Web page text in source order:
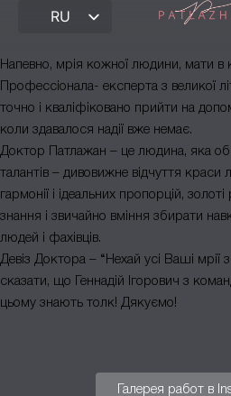
RU
О центре
Врачи
Школа
хирургии
Отзывы
Цены
Блог
Напевно, мрія кожної людини, мати в
Профессіонала- експерта з великої
точно і кваліфіковано прийти на
коли здавалося надії вже немає.
Доктор Патлажан – це людина, яка
талантів – дивовижне відчуття краси
гармонії і ідеальних пропорцій, золоті
знання і звичайно вміння збирати
людей і фахівців.
Девіз Доктора – “Нехай усі Ваші
сказати, що Геннадій Ігорович з
цьому знають толк! Дякуємо!
Галерея работ в